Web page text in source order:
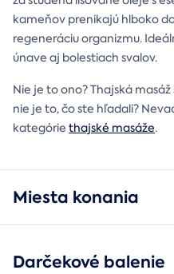
kameňov prenikajú hlboko
regeneráciu organizmu.
únave aj bolestiach svalov.
Nie je to ono? Thajská
nie je to, čo ste hľadali?
kategórie thajské masáže.
Miesta konania
Darčekové balenie